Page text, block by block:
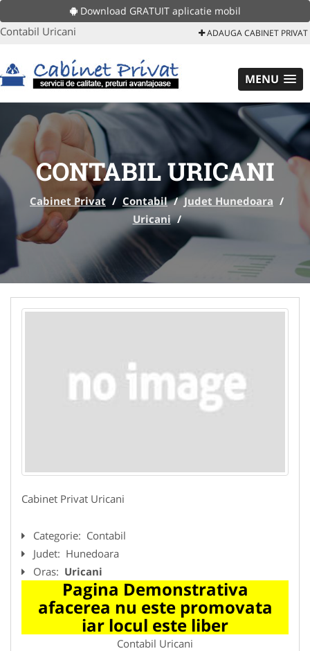
Download GRATUIT aplicatie mobil
Contabil Uricani ADAUGA CABINET PRIVAT
MENU
CONTABIL URICANI
Cabinet Privat / Contabil / Judet Hunedoara /
Uricani /
Cabinet Privat Uricani
Categorie: Contabil
Judet: Hunedoara
Oras: Uricani
Pagina Demonstrativa
afacerea nu este promovata
iar locul este liber
Contabil Uricani